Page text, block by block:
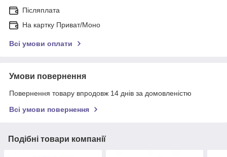
Післяплата
На картку Приват/Моно
Всі умови оплати
Умови повернення
Повернення товару впродовж 14 днів за домовленістю
Всі умови повернення
Подібні товари компанії